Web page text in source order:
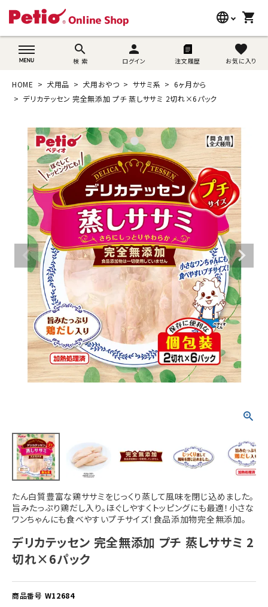
language
wovn-lang-name
shopping_cart
search
検 索
person
ログイン 注文履歴
favorite
お気に入り
search
猫用品
うさぎ用品
ブランド別に探す
目的別に探す
SNS
ご利用案内
ACCOUNT MENU
ようこそ ゲスト 様
ログイン person 新規会員登録
HOME 犬用品 犬用おやつ ササミ系
6ヶ月から
デリカテッセン 完全無添加 プチ 蒸しササミ 2切れ×6パック
たん白質豊富な鶏ササミをじっくり蒸して風味を閉じ込めました。
旨みたっぷり鶏だし入り。ほぐしやすくトッピングにも最適！小さな
ワンちゃんにも食べやすいプチサイズ！食品添加物完全無添加。
デリカテッセン 完全無添加 プチ 蒸しササミ 2
切れ×6パック
商品番号 W12684